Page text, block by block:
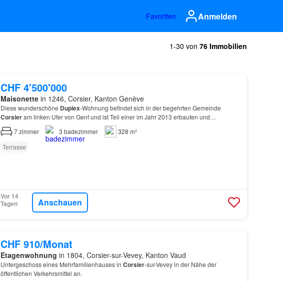
Favoriten Anmelden
1-30 von 76 Immobilien
CHF 4'500'000
Maisonettein 1246, Corsier, Kanton Genève
Diese wunderschöne Duplex-Wohnung befindet sich in der begehrten Gemeinde
Corsieram linken Ufer von Genf und ist Teil einer im Jahr 2013 erbauten und
Eingebettet in eine grüne und besonders ruhige Umgebung, profitiert sie vo…
7zimmer 3 badezimmer
328 m²
Terrasse
Vor 14
Tagen
Anschauen
CHF 910/Monat
Etagenwohnung in 1804, Corsier-sur-Vevey, Kanton Vaud
Untergeschoss eines Mehrfamilienhauses in Corsier-sur-Vevey in der Nähe der
öffentlichen Verkehrsmittel an.